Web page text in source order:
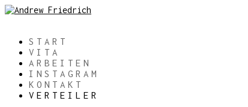
START
VITA
ARBEITEN
INSTAGRAM
KONTAKT
VERTEILER